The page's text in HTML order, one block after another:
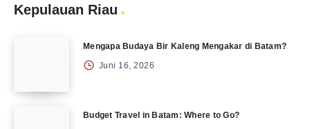
Kepulauan Riau
Mengapa Budaya Bir Kaleng Mengakar di Batam?
Juni 16, 2026
Budget Travel in Batam: Where to Go?